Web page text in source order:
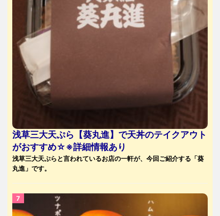
浅草三大天ぷら【葵丸進】で天丼のテイクアウト
がおすすめ☆※詳細情報あり
浅草三大天ぷらと言われているお店の一軒が、今回ご紹介する「葵
丸進」です。